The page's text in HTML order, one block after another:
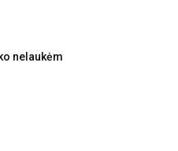
nelaukėm